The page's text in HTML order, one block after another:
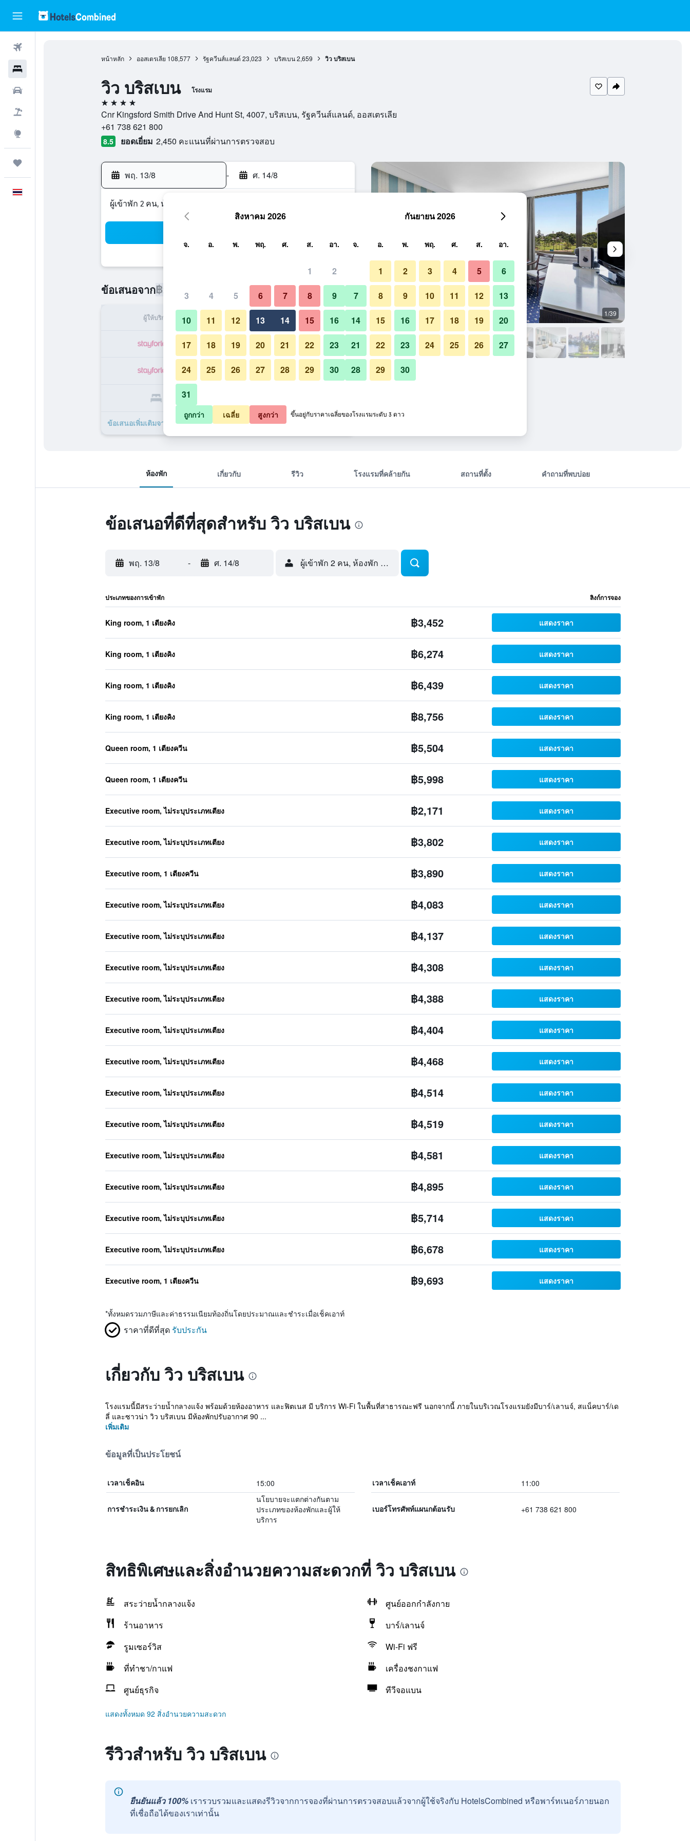
หน้าหลัก ออสเตรเลีย 108,577 รัฐควีนส์แลนด์ 23,023 บริสเบน 2,659 วิว บริสเบน
วิว บริสเบน โรงแรม
4 ดาว
Cnr Kingsford Smith Drive And Hunt St, 4007, บริสเบน, รัฐควีนส์แลนด์, ออสเตรเลีย
+61 738 621 800
8.5 ยอดเยี่ยม 2,450 คะแนนที่ผ่านการตรวจสอบ
พฤ. 13/8 - ศ. 14/8
ผู้เข้าพัก 2 คน, ห้องพัก 1 ห้อง
ข้อเสนอจาก฿2,171 ราคาที่ถูกที่สุด ราคาต่อคืน
ผู้ให้บริการ ทั้งหมด (ต่อคืน)
฿2,171 เช็คดีล
฿3,452 เช็คดีล
ข้อเสนอเพิ่มเติมจาก วิว บริสเบน 22 รายการ
ห้องนอน 1/39
ห้องพัก เกี่ยวกับ รีวิว โรงแรมที่คล้ายกัน สถานที่ตั้ง คำถามที่พบบ่อย
ข้อเสนอที่ดีที่สุดสำหรับ วิว บริสเบน
พฤ. 13/8 - ศ. 14/8 ผู้เข้าพัก 2 คน, ห้องพัก 1 ห้อง
ประเภทของการเข้าพัก ลิงก์การจอง
King room, 1 เตียงคิง ฿3,452 แสดงราคา
King room, 1 เตียงคิง ฿6,274 แสดงราคา
King room, 1 เตียงคิง ฿6,439 แสดงราคา
King room, 1 เตียงคิง ฿8,756 แสดงราคา
Queen room, 1 เตียงควีน ฿5,504 แสดงราคา
Queen room, 1 เตียงควีน ฿5,998 แสดงราคา
Executive room, ไม่ระบุประเภทเตียง ฿2,171 แสดงราคา
Executive room, ไม่ระบุประเภทเตียง ฿3,802 แสดงราคา
Executive room, 1 เตียงควีน ฿3,890 แสดงราคา
Executive room, ไม่ระบุประเภทเตียง ฿4,083 แสดงราคา
Executive room, ไม่ระบุประเภทเตียง ฿4,137 แสดงราคา
Executive room, ไม่ระบุประเภทเตียง ฿4,308 แสดงราคา
Executive room, ไม่ระบุประเภทเตียง ฿4,388 แสดงราคา
Executive room, ไม่ระบุประเภทเตียง ฿4,404 แสดงราคา
Executive room, ไม่ระบุประเภทเตียง ฿4,468 แสดงราคา
Executive room, ไม่ระบุประเภทเตียง ฿4,514 แสดงราคา
Executive room, ไม่ระบุประเภทเตียง ฿4,519 แสดงราคา
Executive room, ไม่ระบุประเภทเตียง ฿4,581 แสดงราคา
Executive room, ไม่ระบุประเภทเตียง ฿4,895 แสดงราคา
Executive room, ไม่ระบุประเภทเตียง ฿5,714 แสดงราคา
Executive room, ไม่ระบุประเภทเตียง ฿6,678 แสดงราคา
Executive room, 1 เตียงควีน ฿9,693 แสดงราคา
*ทั้งหมดรวมภาษีและค่าธรรมเนียมท้องถิ่นโดยประมาณและชำระเมื่อเช็คเอาท์
ราคาที่ดีที่สุด รับประกัน
เกี่ยวกับ วิว บริสเบน
โรงแรมนี้มีสระว่ายน้ำกลางแจ้ง พร้อมด้วยห้องอาหาร และฟิตเนส มี บริการ Wi-Fi ในพื้นที่สาธารณะฟรี นอกจากนี้ ภายในบริเวณโรงแรมยังมีบาร์/เลานจ์, สแน็คบาร์/เด
ลี่ และซาวน่า วิว บริสเบน มีห้องพักปรับอากาศ 90 ...
เพิ่มเติม
ข้อมูลที่เป็นประโยชน์
เวลาเช็คอิน 15:00 เวลาเช็คเอาท์ 11:00
การชำระเงิน & การยกเลิก
นโยบายจะแตกต่างกันตาม
ประเภทของห้องพักและผู้ให้
บริการ
เบอร์โทรศัพท์แผนกต้อนรับ +61 738 621 800
สิทธิพิเศษและสิ่งอำนวยความสะดวกที่ วิว บริสเบน
สระว่ายน้ำกลางแจ้ง
ศูนย์ออกกำลังกาย
ร้านอาหาร
บาร์/เลานจ์
รูมเซอร์วิส
Wi-Fi ฟรี
ที่ทำชา/กาแฟ
เครื่องชงกาแฟ
ศูนย์ธุรกิจ
ทีวีจอแบน
แสดงทั้งหมด 92 สิ่งอำนวยความสะดวก
รีวิวสำหรับ วิว บริสเบน
ยืนยันแล้ว 100% เรารวบรวมและแสดงรีวิวจากการจองที่ผ่านการตรวจสอบแล้วจากผู้ใช้จริงกับ HotelsCombined หรือพาร์ทเนอร์ภายนอก
ที่เชื่อถือได้ของเราเท่านั้น
สิงหาคม 2026
จ. อ. พ. พฤ. ศ. ส. อา.
1 2
3 4 5 6 7 8 9
10 11 12 13 14 15 16
17 18 19 20 21 22 23
24 25 26 27 28 29 30
31
กันยายน 2026
จ. อ. พ. พฤ. ศ. ส. อา.
1 2 3 4 5 6
7 8 9 10 11 12 13
14 15 16 17 18 19 20
21 22 23 24 25 26 27
28 29 30
ถูกกว่า เฉลี่ย สูงกว่า ขึ้นอยู่กับราคาเฉลี่ยของโรงแรมระดับ 3 ดาว